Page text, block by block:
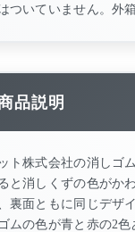
ついていません。外
品説明
ト株式会社の消しゴム
と消しくずの色がか
裏面ともに同じデザ
ムの色が青と赤の2色